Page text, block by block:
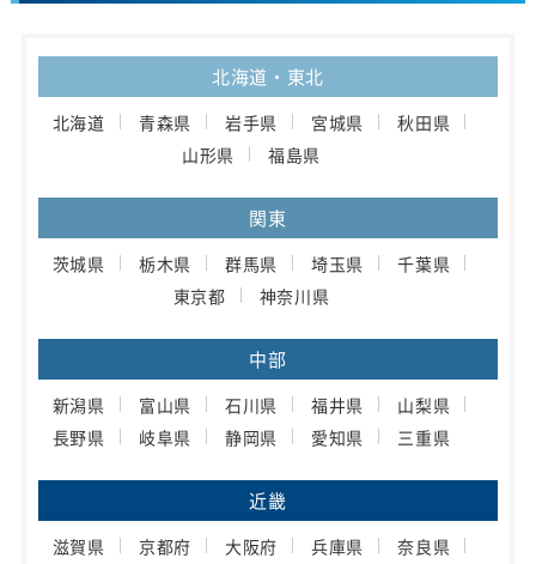
北海道・東北
北海道 青森県 岩手県 宮城県
秋田県
山形県
福島県
関東
茨城県 栃木県 群馬県 埼玉県
千葉県
東京都
神奈川県
中部
新潟県 富山県 石川県 福井県
山梨県
長野県
岐阜県 静岡県 愛知県 三重県
近畿
滋賀県 京都府 大阪府 兵庫県
奈良県